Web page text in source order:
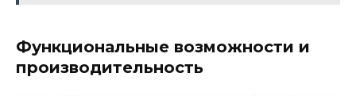
Функциональные возможности и
производительность